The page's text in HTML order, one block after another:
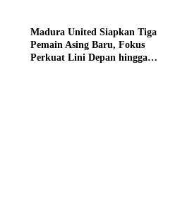
Madura United Siapkan Tiga
Pemain Asing Baru, Fokus
Perkuat Lini Depan hingga